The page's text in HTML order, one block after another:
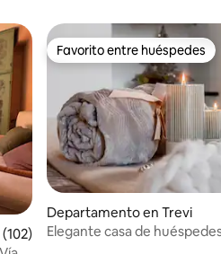
promedio: 4.84 de 5; 102
Favorito entre huéspedes
Favorito entre huéspedes
Departamento en Trevi
Elegante casa de